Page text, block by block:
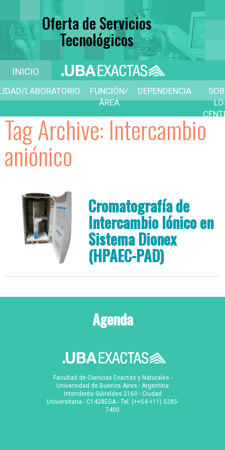
Oferta de Servicios
Tecnológicos
INICIO
LABORATORIO
FUNCIÓN/
ÁREA
DEPENDENCIA
Tag Archive: Intercambio
aniónico
Cromatografía de
Intercambio Iónico en
Sistema Dionex
(HPAEC-PAD)
Agenda
Facultad de Ciencias Exactas y Naturales -
Universidad de Buenos Aires - Argentina
Intendente Güiraldes 2160 - Ciudad
Universitaria - C1428EGA - Tel. (++54 +11) 5285-
7400